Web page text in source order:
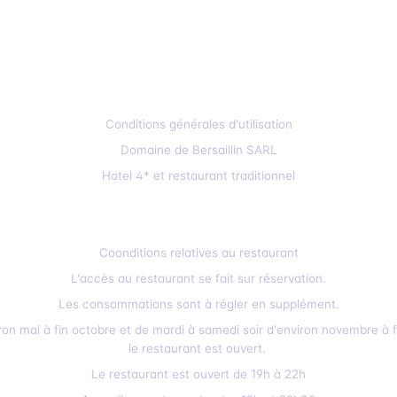
Conditions générales d'utilisation
Domaine de Bersaillin SARL
Hotel 4* et restaurant traditionnel
Coonditions relatives au restaurant
L'accès au restaurant se fait sur réservation.
Les consommations sont à régler en supplément.
mai à fin octobre et de mardi à samedi soir d'environ novembre
le restaurant est ouvert.
Le restaurant est ouvert de 19h à 22h